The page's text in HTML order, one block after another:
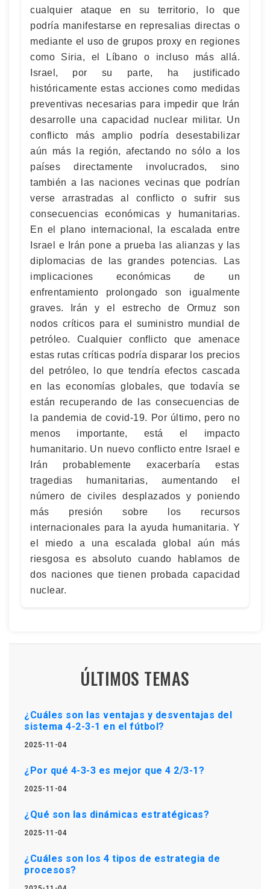
cualquier ataque en su territorio, lo que
podría manifestarse en represalias directas o
mediante el uso de grupos proxy en regiones
como Siria, el Líbano o incluso más allá.
Israel, por su parte, ha justificado
históricamente estas acciones como medidas
preventivas necesarias para impedir que Irán
desarrolle una capacidad nuclear militar. Un
conflicto más amplio podría desestabilizar
aún más la región, afectando no sólo a los
países directamente involucrados, sino
también a las naciones vecinas que podrían
verse arrastradas al conflicto o sufrir sus
consecuencias económicas y humanitarias.
En el plano internacional, la escalada entre
Israel e Irán pone a prueba las alianzas y las
diplomacias de las grandes potencias. Las
implicaciones económicas de un
enfrentamiento prolongado son igualmente
graves. Irán y el estrecho de Ormuz son
nodos críticos para el suministro mundial de
petróleo. Cualquier conflicto que amenace
estas rutas críticas podría disparar los precios
del petróleo, lo que tendría efectos cascada
en las economías globales, que todavía se
están recuperando de las consecuencias de
la pandemia de covid-19. Por último, pero no
menos importante, está el impacto
humanitario. Un nuevo conflicto entre Israel e
Irán probablemente exacerbaría estas
tragedias humanitarias, aumentando el
número de civiles desplazados y poniendo
más presión sobre los recursos
internacionales para la ayuda humanitaria. Y
el miedo a una escalada global aún más
riesgosa es absoluto cuando hablamos de
dos naciones que tienen probada capacidad
nuclear.
ÚLTIMOS TEMAS
¿Cuáles son las ventajas y desventajas del
sistema 4-2-3-1 en el fútbol?
2025-11-04
¿Por qué 4-3-3 es mejor que 4 2/3-1?
2025-11-04
¿Qué son las dinámicas estratégicas?
2025-11-04
¿Cuáles son los 4 tipos de estrategia de
procesos?